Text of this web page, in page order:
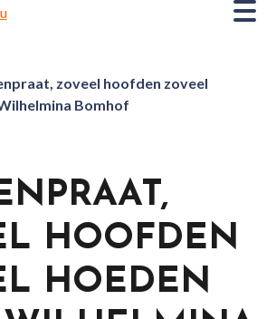
zoveel hoofden zoveel
Bomhof
HOOFDEN
HOEDEN